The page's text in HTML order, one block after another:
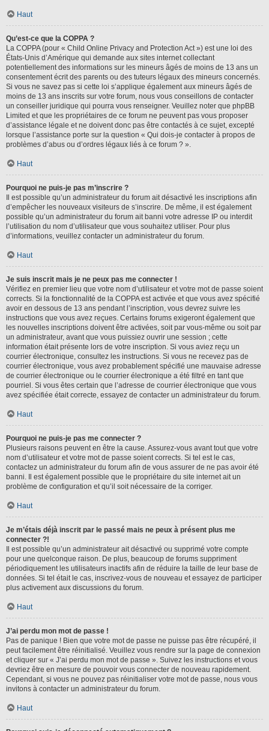
Haut
Qu’est-ce que la COPPA ?
La COPPA (pour « Child Online Privacy and Protection Act ») est une loi des
États-Unis d’Amérique qui demande aux sites internet collectant
potentiellement des informations sur les mineurs âgés de moins de 13 ans un
consentement écrit des parents ou des tuteurs légaux des mineurs concernés.
Si vous ne savez pas si cette loi s’applique également aux mineurs âgés de
moins de 13 ans inscrits sur votre forum, nous vous conseillons de contacter
un conseiller juridique qui pourra vous renseigner. Veuillez noter que phpBB
Limited et que les propriétaires de ce forum ne peuvent pas vous proposer
d’assistance légale et ne doivent donc pas être contactés à ce sujet, excepté
lorsque l’assistance porte sur la question « Qui dois-je contacter à propos de
problèmes d’abus ou d’ordres légaux liés à ce forum ? ».
Haut
Pourquoi ne puis-je pas m’inscrire ?
Il est possible qu’un administrateur du forum ait désactivé les inscriptions afin
d’empêcher les nouveaux visiteurs de s’inscrire. De même, il est également
possible qu’un administrateur du forum ait banni votre adresse IP ou interdit
l’utilisation du nom d’utilisateur que vous souhaitez utiliser. Pour plus
d’informations, veuillez contacter un administrateur du forum.
Haut
Je suis inscrit mais je ne peux pas me connecter !
Vérifiez en premier lieu que votre nom d’utilisateur et votre mot de passe soient
corrects. Si la fonctionnalité de la COPPA est activée et que vous avez spécifié
avoir en dessous de 13 ans pendant l’inscription, vous devrez suivre les
instructions que vous avez reçues. Certains forums exigeront également que
les nouvelles inscriptions doivent être activées, soit par vous-même ou soit par
un administrateur, avant que vous puissiez ouvrir une session ; cette
information était présente lors de votre inscription. Si vous aviez reçu un
courrier électronique, consultez les instructions. Si vous ne recevez pas de
courrier électronique, vous avez probablement spécifié une mauvaise adresse
de courrier électronique ou le courrier électronique a été filtré en tant que
pourriel. Si vous êtes certain que l’adresse de courrier électronique que vous
avez spécifiée était correcte, essayez de contacter un administrateur du forum.
Haut
Pourquoi ne puis-je pas me connecter ?
Plusieurs raisons peuvent en être la cause. Assurez-vous avant tout que votre
nom d’utilisateur et votre mot de passe soient corrects. Si tel est le cas,
contactez un administrateur du forum afin de vous assurer de ne pas avoir été
banni. Il est également possible que le propriétaire du site internet ait un
problème de configuration et qu’il soit nécessaire de la corriger.
Haut
Je m’étais déjà inscrit par le passé mais ne peux à présent plus me
connecter ?!
Il est possible qu’un administrateur ait désactivé ou supprimé votre compte
pour une quelconque raison. De plus, beaucoup de forums suppriment
périodiquement les utilisateurs inactifs afin de réduire la taille de leur base de
données. Si tel était le cas, inscrivez-vous de nouveau et essayez de participer
plus activement aux discussions du forum.
Haut
J’ai perdu mon mot de passe !
Pas de panique ! Bien que votre mot de passe ne puisse pas être récupéré, il
peut facilement être réinitialisé. Veuillez vous rendre sur la page de connexion
et cliquer sur « J’ai perdu mon mot de passe ». Suivez les instructions et vous
devriez être en mesure de pouvoir vous connecter de nouveau rapidement.
Cependant, si vous ne pouvez pas réinitialiser votre mot de passe, nous vous
invitons à contacter un administrateur du forum.
Haut